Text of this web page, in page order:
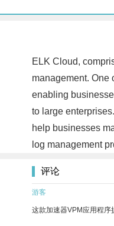
ELK Cloud,
management. One
enabling
to large
help businesses
log management
评论
游客
这款加速器VPM应用程序